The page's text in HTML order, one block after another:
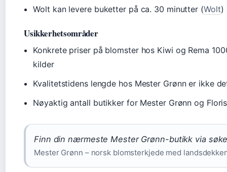
Wolt kan levere buketter på ca. 30 minutter (Wolt)
Usikkerhetsområder
Konkrete priser på blomster hos Kiwi og Rema
kilder
Kvalitetstidens lengde hos Mester Grønn er ikke
Nøyaktig antall butikker for Mester Grønn og
Finn din nærmeste Mester Grønn-butikk via
Mester Grønn – norsk blomsterkjede med